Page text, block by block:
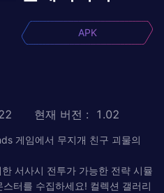
APK
현재 버전 : 1.02
게임에서 무지개 친구 괴물의
서사시 전투가 가능한 전략 시뮬
터를 수집하세요! 컬렉션 갤러리